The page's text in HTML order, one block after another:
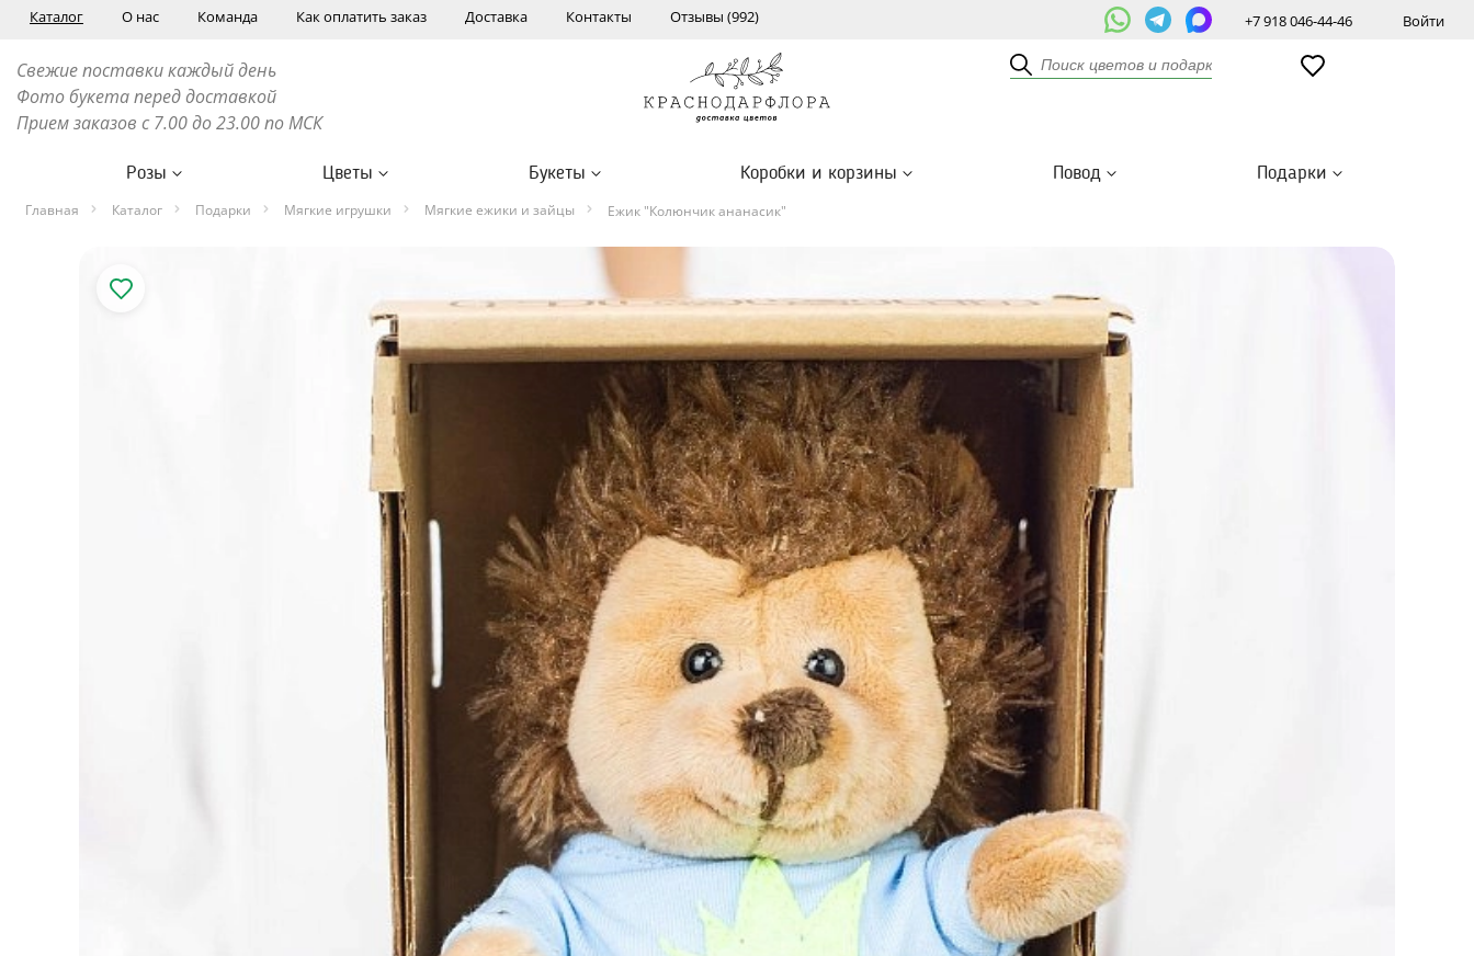
Каталог О нас Команда Как оплатить заказ Доставка Контакты Отзывы (992) +7 918 046-44-46 Войти
Свежие поставки каждый день
Фото букета перед доставкой
Прием заказов с 7.00 до 23.00 по МСК
Розы Цветы Букеты Коробки и корзины Повод Подарки
Главная Каталог Подарки Мягкие игрушки Мягкие ежики и зайцы Ежик "Колюнчик ананасик"